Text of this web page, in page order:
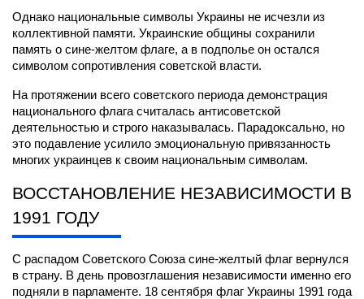
Однако национальные символы Украины не исчезли из
коллективной памяти. Украинские общины сохранили
память о сине-желтом флаге, а в подполье он остался
символом сопротивления советской власти.
На протяжении всего советского периода демонстрация
национального флага считалась антисоветской
деятельностью и строго наказывалась. Парадоксально, но
это подавление усилило эмоциональную привязанность
многих украинцев к своим национальным символам.
ВОССТАНОВЛЕНИЕ НЕЗАВИСИМОСТИ В
1991 ГОДУ
С распадом Советского Союза сине-желтый флаг вернулся
в страну. В день провозглашения независимости именно его
подняли в парламенте. 18 сентября флаг Украины 1991 года